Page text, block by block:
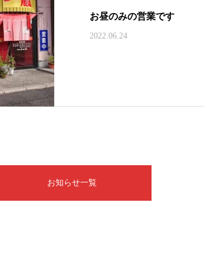
お昼のみの営業です
2022.06.24
お知らせ一覧